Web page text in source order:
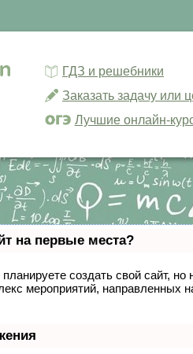
ГДЗ и решебники
Заказать задачу или
Лучшие онлайн-
на первые места?
создать свой сайт,
мероприятий, направленных